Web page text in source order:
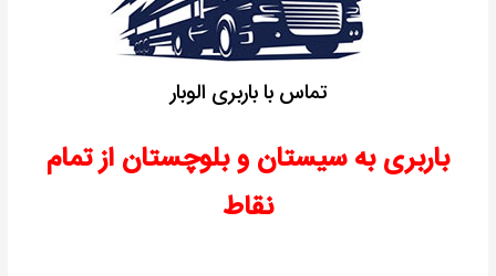
تماس با باربری الوبار
باربری به سیستان و بلوچستان از تمام
نقاط